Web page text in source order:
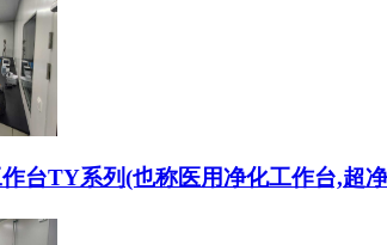
台TY系列(也称医用净化工作台,超